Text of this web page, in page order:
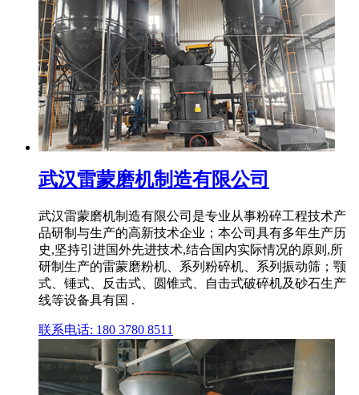
武汉雷蒙磨机制造有限公司
武汉雷蒙磨机制造有限公司是专业从事粉碎工程技术产
品研制与生产的高新技术企业；本公司具有多年生产历
史,坚持引进国外先进技术,结合国内实际情况的原则,所
研制生产的雷蒙磨粉机、系列粉碎机、系列振动筛；颚
式、锤式、反击式、圆锥式、自击式破碎机及砂石生产
线等设备具有国 .
联系电话: 180 3780 8511